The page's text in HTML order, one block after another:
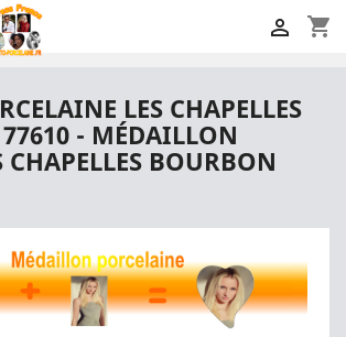
shopping_cart

LES CHAPELLES
- MÉDAILLON
CHAPELLES BOURBON